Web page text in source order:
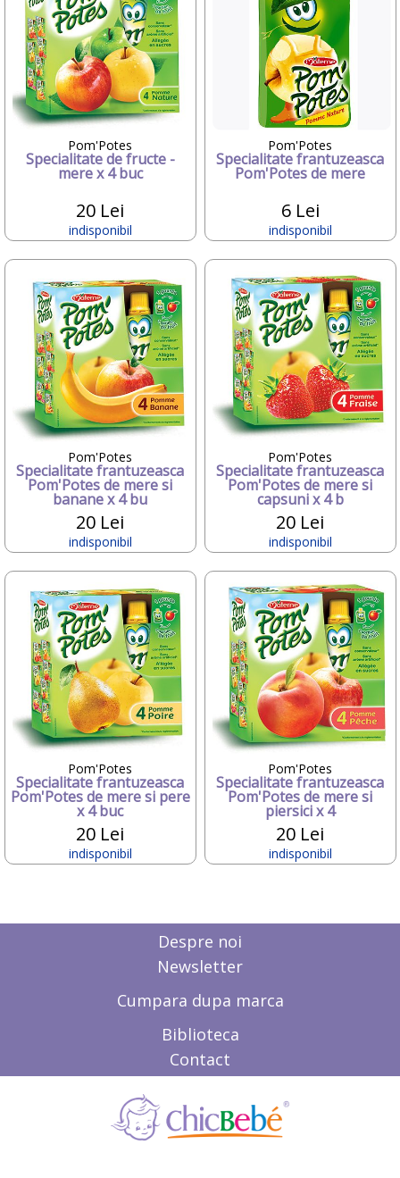
Caretero
Character
ChicBebe
Chicco
Chipolino
Ciao Bimbi
Clayzee activity
clementoni
CLEMENTONI Baby
Cloud b
COSATTO
Cublo
Cybex
Dalin
dBb Remond
Dentinox
Deseda
Dickie
Dino Bikes
Diversi
DOLU
Dr.Care
Dunster House
Editura ALL
ELANEE
Emed
Eurasia Disney
Ferrari
Fillikid
First BABY SAFETY
First Bebe
Fisher-Price
FREDS SWIM ACADEMY
FRIENDLY ORGANIC
Gifrer
GIOCHI PREZIOSI
Gonher
Graco
Grapol
Gruenspecht
HUBDIC
ITALTRIKE
Pom'Potes
Specialitate de fructe -
mere x 4 buc
20 Lei
indisponibil
Pom'Potes
Specialitate frantuzeasca
Pom'Potes de mere
6 Lei
indisponibil
Pom'Potes
Specialitate frantuzeasca
Pom'Potes de mere si
banane x 4 bu
20 Lei
indisponibil
Pom'Potes
Specialitate frantuzeasca
Pom'Potes de mere si
capsuni x 4 b
20 Lei
indisponibil
Pom'Potes
Specialitate frantuzeasca
Pom'Potes de mere si pere
x 4 buc
20 Lei
indisponibil
Pom'Potes
Specialitate frantuzeasca
Pom'Potes de mere si
piersici x 4
20 Lei
indisponibil
Despre noi
Newsletter
Cumpara dupa marca
Biblioteca
Contact